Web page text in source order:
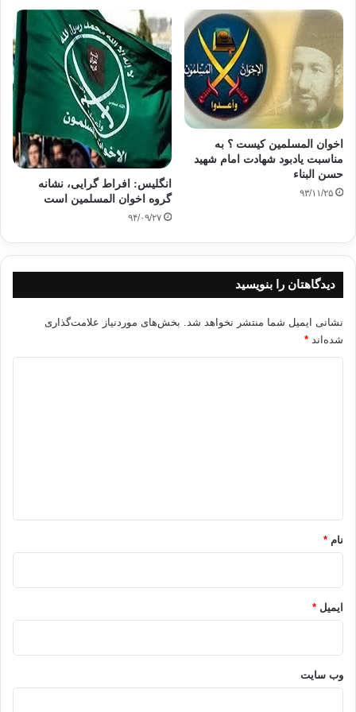
کپی آدرس
اخوان المسلمین کیست ؟ به
مناسبت یادبود شهادت امام شهید
حسن البناء
۹۳/۱۱/۲۵
انگلیس: افراط گرایی، نشانه
گروه اخوان المسلمین است
۹۴/۰۹/۲۷
دیدگاهتان را بنویسید
نشانی ایمیل شما منتشر نخواهد شد. بخش‌های موردنیاز علامت‌گذاری
شده‌اند *
نام *
ایمیل *
وب‌ سایت